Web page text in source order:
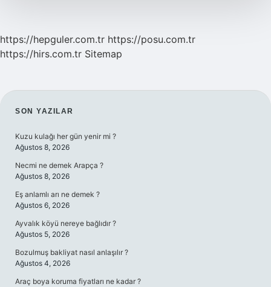
https://hepguler.com.tr https://posu.com.tr
https://hirs.com.tr Sitemap
SIDEBAR
SON YAZILAR
Kuzu kulağı her gün yenir mi ?
Ağustos 8, 2026
Necmi ne demek Arapça ?
Ağustos 8, 2026
Eş anlamlı arı ne demek ?
Ağustos 6, 2026
Ayvalık köyü nereye bağlıdır ?
Ağustos 5, 2026
Bozulmuş bakliyat nasıl anlaşılır ?
Ağustos 4, 2026
Araç boya koruma fiyatları ne kadar ?